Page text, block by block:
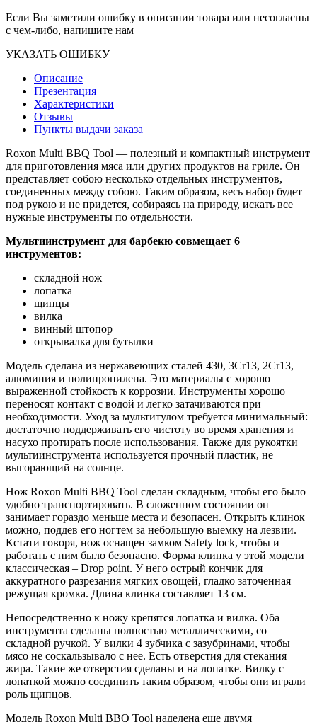
Если Вы заметили ошибку в описании товара или несогласны
с чем-либо, напишите нам
УКАЗАТЬ ОШИБКУ
Описание
Презентация
Характеристики
Отзывы
Пункты выдачи заказа
Roxon Multi BBQ Tool — полезный и компактный инструмент
для приготовления мяса или других продуктов на гриле. Он
представляет собою несколько отдельных инструментов,
соединенных между собою. Таким образом, весь набор будет
под рукою и не придется, собираясь на природу, искать все
нужные инструменты по отдельности.
Мультиинструмент для барбекю совмещает 6
инструментов:
складной нож
лопатка
щипцы
вилка
винный штопор
открывалка для бутылки
Модель сделана из нержавеющих сталей 430, 3Cr13, 2Cr13,
алюминия и полипропилена. Это материалы с хорошо
выраженной стойкость к коррозии. Инструменты хорошо
переносят контакт с водой и легко затачиваются при
необходимости. Уход за мультитулом требуется минимальный:
достаточно поддерживать его чистоту во время хранения и
насухо протирать после использования. Также для рукоятки
мультиинструмента используется прочный пластик, не
выгорающий на солнце.
Нож Roxon Multi BBQ Tool сделан складным, чтобы его было
удобно транспортировать. В сложенном состоянии он
занимает гораздо меньше места и безопасен. Открыть клинок
можно, поддев его ногтем за небольшую выемку на лезвии.
Кстати говоря, нож оснащен замком Safety lock, чтобы и
работать с ним было безопасно. Форма клинка у этой модели
классическая – Drop point. У него острый кончик для
аккуратного разрезания мягких овощей, гладко заточенная
режущая кромка. Длина клинка составляет 13 см.
Непосредственно к ножу крепятся лопатка и вилка. Оба
инструмента сделаны полностью металлическими, со
складной ручкой. У вилки 4 зубчика с зазубринами, чтобы
мясо не соскальзывало с нее. Есть отверстия для стекания
жира. Такие же отверстия сделаны и на лопатке. Вилку с
лопаткой можно соединить таким образом, чтобы они играли
роль щипцов.
Модель Roxon Multi BBQ Tool наделена еще двумя